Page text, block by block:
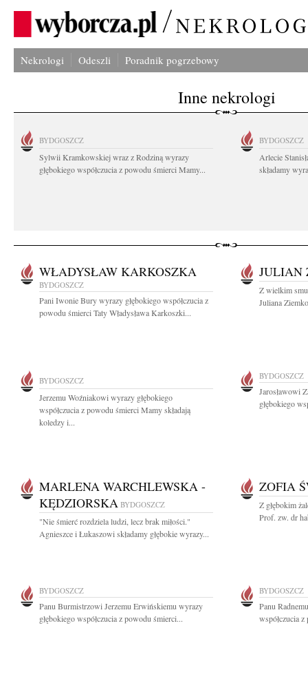
Nekrologi Odeszli Poradnik pogrzebowy
Inne nekrologi
BYDGOSZCZ
Sylwii Kramkowskiej wraz z Rodziną wyrazy
głębokiego współczucia z powodu śmierci Mamy...
BYDGOSZCZ
Arlecie
składamy
WŁADYSŁAW KARKOSZKA
BYDGOSZCZ
Pani Iwonie Bury wyrazy głębokiego współczucia z
powodu śmierci Taty Władysława Karkoszki...
JULIAN
Z wielkim
Juliana
BYDGOSZCZ
Jerzemu Woźniakowi wyrazy głębokiego
współczucia z powodu śmierci Mamy składają
koledzy i...
BYDGOSZCZ
Jarosławowi
głębokiego
MARLENA WARCHLEWSKA -
KĘDZIORSKA BYDGOSZCZ
"Nie śmierć rozdziela ludzi, lecz brak miłości."
Agnieszce i Łukaszowi składamy głębokie wyrazy...
ZOFIA
Z głębokim
Prof. zw. dr
BYDGOSZCZ
Panu Burmistrzowi Jerzemu Erwińskiemu wyrazy
głębokiego współczucia z powodu śmierci...
BYDGOSZCZ
Panu
współczucia